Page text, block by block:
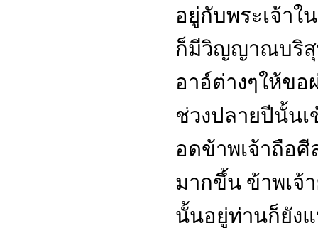
อยู่กับพระเจ้า
ก็มีวิญญาณบริ
อาอ์ต่างๆให้ข
ช่วงปลายปีนั้น
อดข้าพเจ้าถือ
มากขึ้น ข้าพเจ้
นั้นอยู่ท่านก็ยัง